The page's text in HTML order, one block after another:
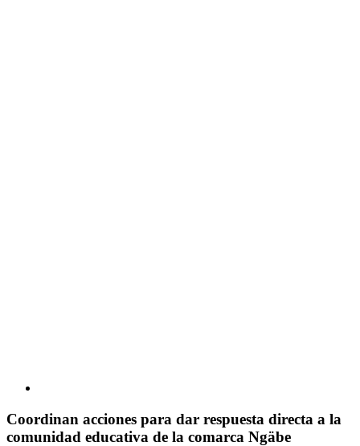
Coordinan acciones para dar respuesta directa a la
comunidad educativa de la comarca Ngäbe